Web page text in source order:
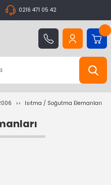
0216 471 05 42
Isıtma / Soğutma Elemanları